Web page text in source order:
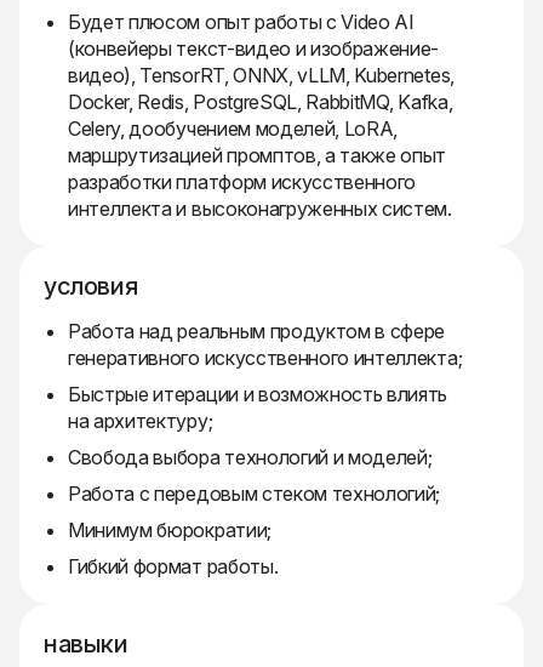
Будет плюсом опыт работы с Video AI
(конвейеры текст-видео и изображение-
видео), TensorRT, ONNX, vLLM, Kubernetes,
Docker, Redis, PostgreSQL, RabbitMQ, Kafka,
Celery, дообучением моделей, LoRA,
маршрутизацией промптов, а также опыт
разработки платформ искусственного
интеллекта и высоконагруженных систем.
условия
Работа над реальным продуктом в сфере
генеративного искусственного интеллекта;
Быстрые итерации и возможность влиять
на архитектуру;
Свобода выбора технологий и моделей;
Работа с передовым стеком технологий;
Минимум бюрократии;
Гибкий формат работы.
навыки